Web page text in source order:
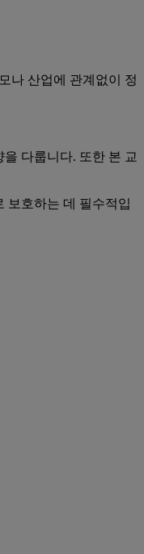
나 산업에 관계없이 정
다룹니다. 또한 본 교
보호하는 데 필수적입